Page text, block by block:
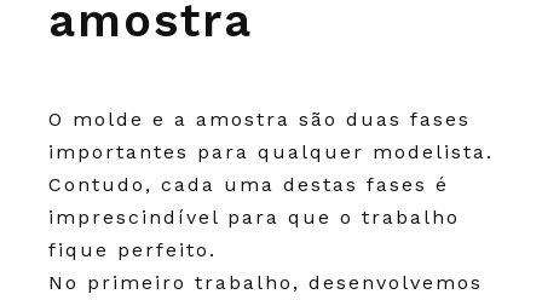
amostra
O molde e a amostra são duas fases
importantes para qualquer modelista.
Contudo, cada uma destas fases é
imprescindível para que o trabalho
fique perfeito.
No primeiro trabalho, desenvolvemos